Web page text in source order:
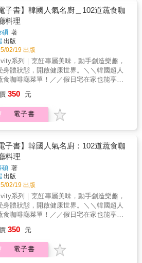
南。※本書上冊主題為：葉菜、花菜、蔥
嫩莖、玉米與番薯篇
飪方法，讓蔬菜發揮最大風味。▌食材化學
：為何切洋蔥讓人流淚？為何綠葉蔬菜跟
放一起容易爛？▌食品保存學：哪些蔬菜適
藏？哪些適合室溫存放？▌營養吸收原理：
素A、D、E和K結合油脂食用才能有效吸
▌烹飪化學：焦糖化和梅納反應如何影響蔬
風味與色澤？──獨家「廚師筆記」與「烹
訣」，提升料理細節──每類蔬菜皆有「烹
訣」，每道食譜也附有「烹飪漫談」與
驗，這些小技巧能幫助你更輕鬆掌握烹調
，提升料理成功率。本書的編排、研究和
策畫的內容，呈現出一種全新型態的參考
譜書。所有令人食指大動的料理美照也皆
學習者絕對會愛不釋手。這本食譜書是來
量級料理高手的嘔心瀝血之作，絕對值得
你的食譜書架，更將成為你一年四季、年
年都會反覆翻閱的實用指南。
創意而平易近人的食譜，利用常見和罕見
菜，讓餐點更多樣化，提供你美味和營養
的家常烹飪靈感。──深入剖析蔬菜的營
歷史與文化背景──本書不只是食譜，更是
「蔬菜的知識探索」。每類蔬菜章節不僅
它們的營養價值，還包含其歷史背景、產
文化影響，讓你從不同角度理解蔬菜魅
──結合科學、營養與實驗精神，發揮蔬菜
潛力──結合「農業」、「食品科學」與
飪藝術」，提供最佳烹飪方法，讓蔬菜發
？為何綠葉蔬菜跟番茄放一起容易爛？▌食
存學：哪些蔬菜適合冷藏？哪些適合室溫
？▌營養吸收原理：維生素A、D、E和K結
梅納反應如何影響蔬菜的風味與色澤？──
「廚師筆記」與「烹飪祕訣」，提升料理
──每類蔬菜皆有「烹飪祕訣」，每道食譜
有「烹飪漫談」與「廚師筆記」，作者不
分享經年累月的珍貴經驗，這些小技巧能
你更輕鬆掌握烹調方法，提升料理成功
本書的編排、研究和精心策畫的內容，呈
一種全新型態的參考型食譜書。所有令人
易懂的教學插圖，視覺型學習者絕對會愛
瀝血之作，絕對值得收入你的食譜書架，
成為你一年四季、年復一年都會反覆翻閱
電子書】韓國人氣名廚＿102道蔬食咖
料理
碩 著
出版
02/19 出版
系列｜烹飪專屬美味，動手創造樂趣，
身體狀態，開啟健康世界。＼＼韓國超人
食咖啡廳菜單！／／假日宅在家也能享受
適合這樣的你......｜◎ 想開咖啡廳的你◎
不耐、素食飲用者◎ 在家也想享受咖啡廳
食譜特色｜◎ 烘焙新手也能夠簡單上手
TEA 奶茶MILK / JUICE / ADE 牛奶 /
/ 氣泡飲SMOOTHIE 果昔ICE FLAKES
湯SALAD 沙拉BUGER
SANDWICH 三明治BURRITO 墨西哥捲餅
/ PIZZA 吐司 / 披薩◎
餅乾MUFFIN 馬芬SCONE
BROWNIES 布朗尼TIRAMISU 提拉米蘇
布丁「雖然是全素的蔬食料理，但
有許多不同種變化！」
350 元
電子書
電子書】韓國人氣名廚：102道蔬食咖
料理
碩 著
出版
02/19 出版
系列｜烹飪專屬美味，動手創造樂趣，
身體狀態，開啟健康世界。＼＼韓國超人
食咖啡廳菜單！／／假日宅在家也能享受
適合這樣的你......｜◎ 想開咖啡廳的你◎
不耐、素食飲用者◎ 在家也想享受咖啡廳
食譜特色｜◎ 烘焙新手也能夠簡單上手
350 元
電子書